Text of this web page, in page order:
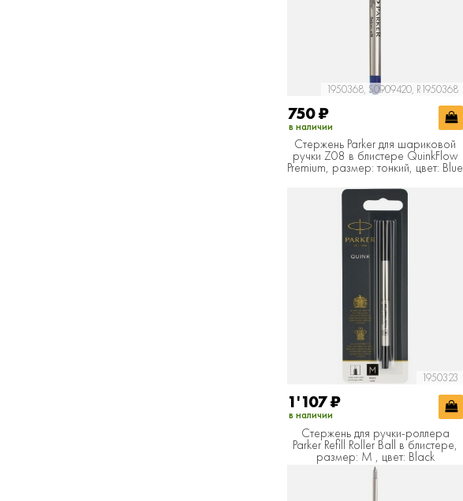
1950368, S0909420, R1950368
750₽
в наличии
Стержень Parker для шариковой
ручки Z08 в блистере QuinkFlow
Premium, размер: тонкий, цвет: Blue
1950323
1'107₽
в наличии
Стержень для ручки-роллера
Parker Refill Roller Ball в блистере,
размер: M , цвет: Black